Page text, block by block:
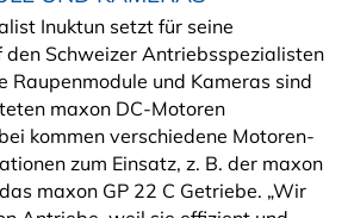
Inuktun setzt für seine
den Schweizer Antriebsspezialisten
maxon DC-Motoren
Motoren-
zum Einsatz, z. B. der maxon
GP 22 C Getriebe. „Wir